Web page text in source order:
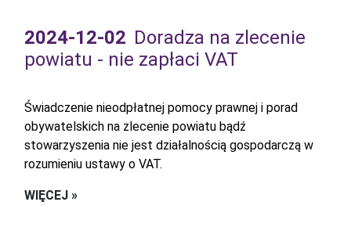
2024-12-02 Doradza na zlecenie
powiatu - nie zapłaci VAT
Świadczenie nieodpłatnej pomocy prawnej i porad
obywatelskich na zlecenie powiatu bądź
stowarzyszenia nie jest działalnością gospodarczą w
rozumieniu ustawy o VAT.
WIĘCEJ »